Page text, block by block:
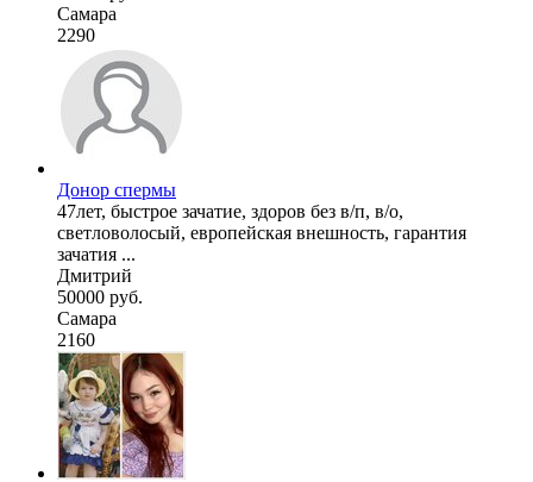
Самара
2290
Донор спермы
47лет, быстрое зачатие, здоров без в/п, в/о,
светловолосый, европейская внешность, гарантия
зачатия ...
Дмитрий
50000 руб.
Самара
2160